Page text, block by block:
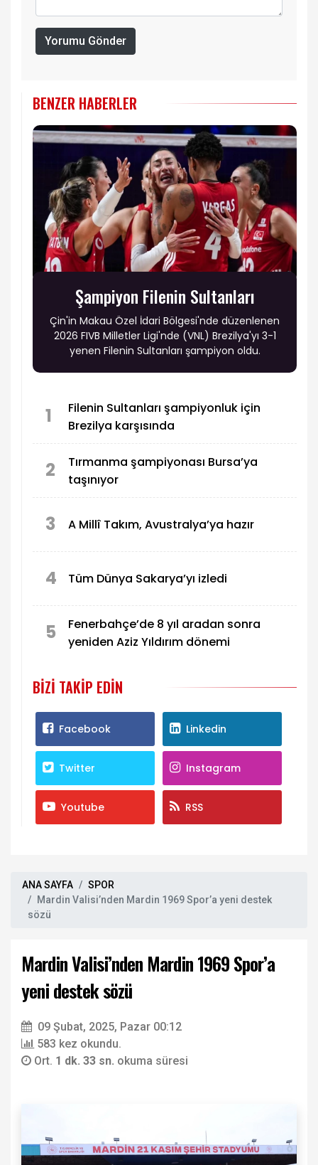
Yorumu Gönder
BENZER HABERLER
Şampiyon Filenin Sultanları
Çin'in Makau Özel İdari Bölgesi'nde düzenlenen
2026 FIVB Milletler Ligi'nde (VNL) Brezilya'yı 3-1
yenen Filenin Sultanları şampiyon oldu.
1
Filenin Sultanları şampiyonluk için
Brezilya karşısında
2
Tırmanma şampiyonası Bursa’ya
taşınıyor
3 A Millî Takım, Avustralya’ya hazır
4 Tüm Dünya Sakarya’yı izledi
5
Fenerbahçe’de 8 yıl aradan sonra
yeniden Aziz Yıldırım dönemi
BIZI TAKIP EDIN
Facebook Linkedin
Twitter Instagram
Youtube RSS
ANA SAYFA
SPOR
Mardin Valisi’nden Mardin 1969 Spor’a yeni destek
sözü
Mardin Valisi’nden Mardin 1969 Spor’a
yeni destek sözü
09 Şubat, 2025, Pazar 00:12
583 kez okundu.
Ort. 1 dk. 33 sn. okuma süresi